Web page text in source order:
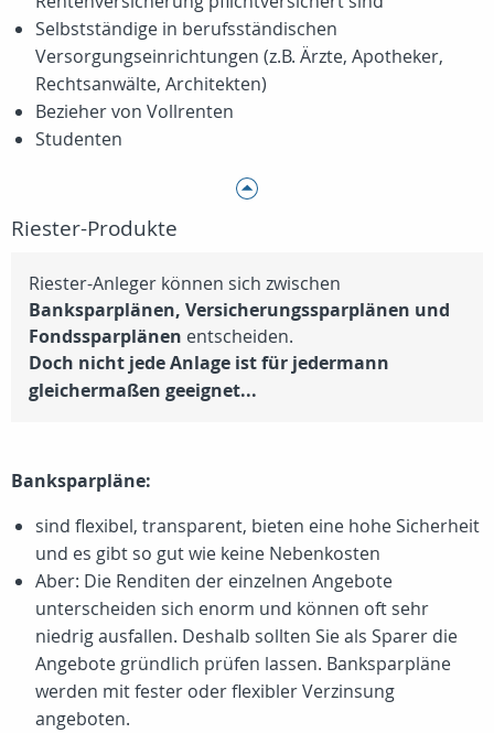
Selbstständige in berufsständischen
Versorgungseinrichtungen (z.B. Ärzte, Apotheker,
Rechtsanwälte, Architekten)
Bezieher von Vollrenten
Studenten
Riester-Produkte
Riester-Anleger können sich zwischen
Banksparplänen, Versicherungssparplänen und
Fondssparplänen entscheiden.
Doch nicht jede Anlage ist für jedermann
gleichermaßen geeignet...
Banksparpläne:
sind flexibel, transparent, bieten eine hohe Sicherheit
und es gibt so gut wie keine Nebenkosten
Aber: Die Renditen der einzelnen Angebote
unterscheiden sich enorm und können oft sehr
niedrig ausfallen. Deshalb sollten Sie als Sparer die
Angebote gründlich prüfen lassen. Banksparpläne
werden mit fester oder flexibler Verzinsung
angeboten.